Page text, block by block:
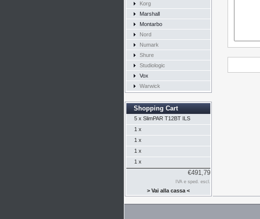
Korg
Marshall
Montarbo
Nord
Numark
Shure
Studiologic
Vox
Warwick
Shopping Cart
5 x SlimPAR T12BT ILS
1 x
1 x
1 x
1 x
€491,79
IVA e sped. escl.
> Vai alla cassa <